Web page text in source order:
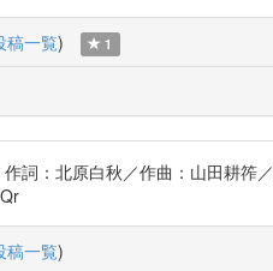
稿一覧) 1
詞：北原白秋／作曲：山田耕
稿一覧)